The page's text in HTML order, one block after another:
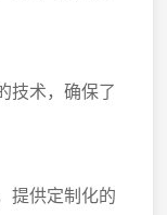
技术，确保了
提供定制化的